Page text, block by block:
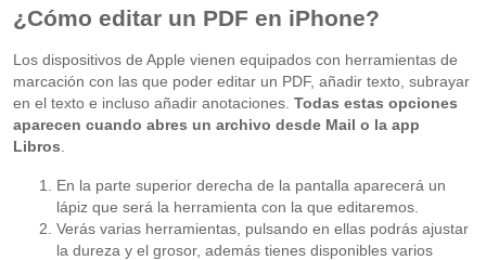
¿Cómo editar un PDF en iPhone?
Los dispositivos de Apple vienen equipados con herramientas de
marcación con las que poder editar un PDF, añadir texto, subrayar
en el texto e incluso añadir anotaciones. Todas estas opciones
aparecen cuando abres un archivo desde Mail o la app
Libros
En la parte superior derecha de la pantalla aparecerá un
lápiz que será la herramienta con la que editaremos.
Verás varias herramientas, pulsando en ellas podrás ajustar
la dureza y el grosor, además tienes disponibles varios